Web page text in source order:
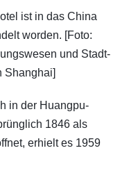
ist in das China
worden. [Foto:
und Stadt-
Shanghai]
in der Huangpu-
1846 als
erhielt es 1959